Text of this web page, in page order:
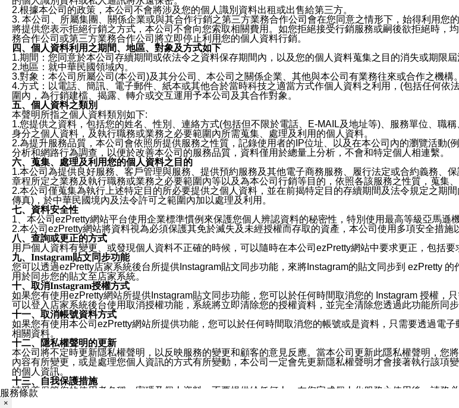
2.根據本公司的政策，本公司不會將涉及您的個人識別資料出租或出售給第三方。
3. 本公司、所屬集團、關係企業或與其合作行銷之第三方業務合作公司會在您同意之情形下，始得利用您
將提供您表示拒絕行銷之方式，本公司不會向您索取相關費用。如您拒絕接受行銷服務或嗣後欲拒絕時
務合作公司或第三方業務合作公司將立即停止利用您的個人資料行銷。
四、個人資料利用之期間、地區、對象及方式如下
1.期間：您同意於本公司存續期間或依法令之資料保存期間內，以及您的個人資料蒐集之目的消失或期限
2.地區：就中華民國領域內。
3.對象：本公司所屬公司(本公司)及其分公司、本公司之關係企業、其他與本公司有業務往來或合作之機構。
4.方式：以電話、簡訊、電子郵件、紙本或其他合於當時科技之適當方式作個人資料之利用，(包括任何
圍內，為行銷建檔、揭露、轉介或交互運用予本公司及其合作對象。
五、個人資料之類別
本聲明所指之個人資料類別如下:
1.您提供之資料，包括您的姓名、性別、連絡方式(包括但不限於電話、E-MAIL及地址等)、服務單位、職
身分之個人資料，及執行職務或業務之必要範圍內所需蒐集、處理及利用的個人資料。
2.為提升服務品質，本公司會依照所提供服務之性質，記錄使用者的IP位址、以及在本公司內的瀏覽活動
分析和網路行為調查，以便於改善本公司的服務品質，資料僅用於總量上分析，不會和特定個人相連繫。
六、蒐集、處理及利用您的個人資料之目的
1.本公司為提供良好服務、客戶管理與服務、提供預約服務及其他電子商務服務、履行法定或合約義務、
章程所定之業務及執行職務或業務之必要範圍內等以及為本公司行銷等目的，依照各該服務之性質，蒐集
2.本公司僅蒐集為執行上述特定目的所必要提供之個人資料，並在前揭特定目的存續期間及法令規定之期
傳真)，於中華民國境內及法令許可之範圍內加以處理及利用。
七、資料安全性
1、本公司ezPretty網站平台使用企業標準慣例來保護您個人辨認資料的秘密性，特別使用最高等級亞馬遜
2.本公司ezPretty網站將資料視為必須保護其免於滅失及未經授權而存取的資產，本公司使用多項安全措施
八、查詢或更正的方式
用戶個人資料有變更、或發現個人資料不正確的時候，可以隨時在本公司ezPretty網站中要求更正，包括要
九、Instagram貼文同步功能
您可以透過ezPretty店家系統後台所提供Instagram貼文同步功能，來將Instagram的貼文同步到 ezPretty
用於同步您的貼文至店家系統。
十、取消Instagram授權方式
如果您有使用ezPretty網站所提供Instagram貼文同步功能，您可以於任何時間取消您的 Instagram 授權，
可以登入店家系統後台使用取消授權功能，系統將立即清除您的授權資料，並完全清除您透過此功能所同步
十一、取消帳號資料方式
如果您有使用本公司ezPretty網站所提供功能，您可以於任何時間取消您的帳號或是資料，只需要透過電子
相關資料。
十二、隱私權聲明的更新
本公司將不定時更新隱私權聲明，以反映服務的變更和顧客的意見反應。當本公司更新此隱私權聲明，您
內容有所變更，或是處理您個人資訊的方式有所變動，本公司一定會先更新隱私權聲明才會接著執行該項
的個人資訊。
十三、自我保護措施
請妥善保管您的使用者名稱、密碼及個人資料，不要提供給任何人。在您完成個人化服務之使用後，請務
窗，以防止他人讀取您的個人資料、信件或進入所機關管理區。
服務條款
×